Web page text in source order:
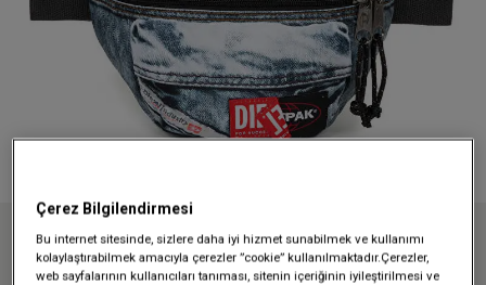
Anasayfa
Yaz maceraların için kullanışlı modellerimiz
DIESEL X EASTPAK DIESEL SPRINGER DSL TROMPE BEL ÇANTASI
Çerez Bilgilendirmesi
Bu internet sitesinde, sizlere daha iyi hizmet sunabilmek ve kullanımı
kolaylaştırabilmek amacıyla çerezler ”cookie” kullanılmaktadır.Çerezler,
web sayfalarının kullanıcıları tanıması, sitenin içeriğinin iyileştirilmesi ve